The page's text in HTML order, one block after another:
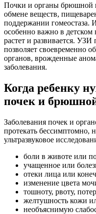
Почки и органы брюшной
обмене веществ,
поддержании гомеостаза.
особенно важно в детском
растет и развивается.
позволяет своевременно
органов, врожденные
заболевания.
Когда ребенку
почек и
Заболевания почек и
протекать бессимптомно,
ультразвуковое
боли в животе или
учащенное или
отеки лица или
изменение цвета
тошноту, рвоту,
желтушность кожи
необъяснимую